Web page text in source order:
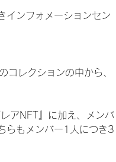
インフォメーションセン
レクションの中から、
アNFT』に加え、メンバ
らもメンバー1人につき3